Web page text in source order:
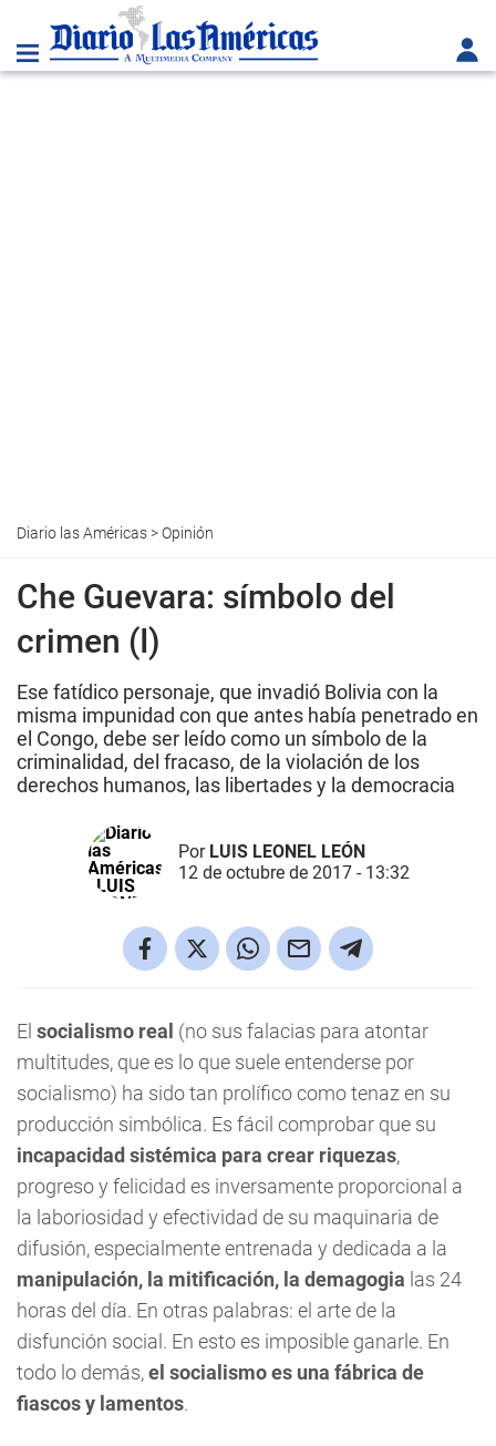
Diario las Américas>Opinión
Che Guevara: símbolo del
crimen (I)
Ese fatídico personaje, que invadió Bolivia con la
misma impunidad con que antes había penetrado en
el Congo, debe ser leído como un símbolo de la
criminalidad, del fracaso, de la violación de los
derechos humanos, las libertades y la democracia
Por LUIS LEONEL LEÓN
12 de octubre de 2017 - 13:32
El socialismo real (no sus falacias para atontar
multitudes, que es lo que suele entenderse por
socialismo) ha sido tan prolífico como tenaz en su
producción simbólica. Es fácil comprobar que su
incapacidad sistémica para crear riquezas,
progreso y felicidad es inversamente proporcional a
la laboriosidad y efectividad de su maquinaria de
difusión, especialmente entrenada y dedicada a la
manipulación, la mitificación, la demagogia las 24
horas del día. En otras palabras: el arte de la
disfunción social. En esto es imposible ganarle. En
todo lo demás,el socialismo es una fábrica de
fiascos y lamentos.